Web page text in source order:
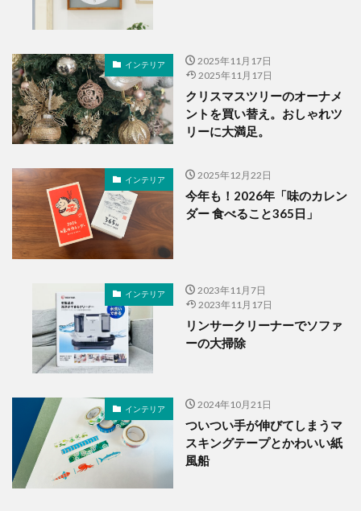
インテリア
2025年11月17日
2025年11月17日
クリスマスツリーのオーナメ
ントを買い替え。おしゃれツ
リーに大満足。
インテリア 2025年12月22日
今年も！2026年「味のカレン
ダー 食べること365日」
インテリア
2023年11月7日
2023年11月17日
リンサークリーナーでソファ
ーの大掃除
インテリア 2024年10月21日
ついつい手が伸びてしまうマ
スキングテープとかわいい紙
風船